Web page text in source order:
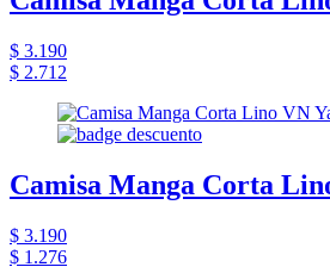
$ 3.190
$ 2.712
Camisa Manga Corta
$ 3.190
$ 1.276